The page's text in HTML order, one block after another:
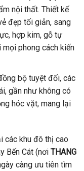
nội thất. Thiết kế
đẹp tối giản, sang
hợp kim, gỗ tự
phong cách kiến
bộ tuyệt đối, các
gần như không có
hóc vặt, mang lại
các khu đô thị cao
Bến Cát (nơi THANG
càng ưu tiên tìm